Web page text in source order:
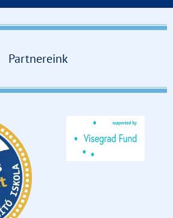
Partnereink